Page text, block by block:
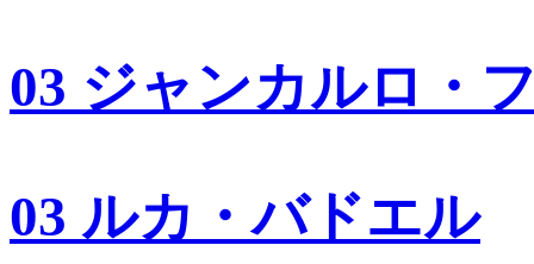
03 ジャンカルロ・
03 ルカ・バドエル